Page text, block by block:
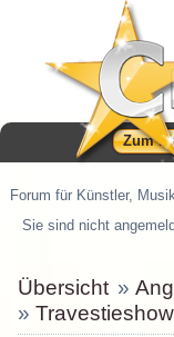
Zum
Forum für Künstler,
Sie sind nicht
Übersicht »
»